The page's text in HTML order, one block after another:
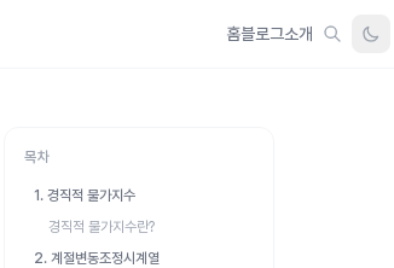
홈블로그소개
목차
1. 경직적 물가지수
경직적 물가지수란?
2. 계절변동조정시계열